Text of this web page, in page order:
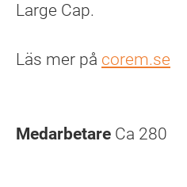
Large Cap.
Läs mer på corem.se
Medarbetare Ca 280